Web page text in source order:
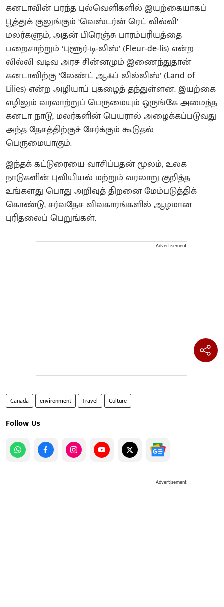
கனடாவின் பரந்த புல்வெளிகளில் இயற்கையாகப்
பூத்துக் குலுங்கும் ‘வெஸ்டர்ன் ரெட் லில்லி’
மலர்களும், அதன் பிரெஞ்சு பாரம்பரியத்தை
பறைசாற்றும் ‘புளூர்-டி-லிஸ்’ (Fleur-de-lis) என்ற
லில்லி வடிவ அரச சின்னமும் இணைந்துதான்
கனடாவிற்கு ‘லேண்ட் ஆஃப் லில்லிஸ்’ (Land of
Lilies) என்ற அழியாப் புகழைத் தந்துள்ளன. இயற்கை
எழிலும் வரலாற்றுப் பெருமையும் ஒருங்கே அமைந்த
கனடா நாடு, மலர்களின் பெயரால் அழைக்கப்படுவது
அந்த தேசத்திற்குச் சேர்க்கும் கூடுதல்
பெருமையாகும்.
இந்தக் கட்டுரையை வாசிப்பதன் மூலம், உலக
நாடுகளின் புவியியல் மற்றும் வரலாறு குறித்த
உங்களது பொது அறிவுத் திறனை மேம்படுத்திக்
கொண்டு, சர்வதேச விவகாரங்களில் ஆழமான
புரிதலைப் பெறுங்கள்.
Advertisement
Canada environment Travel Culture
Follow Us
Advertisement